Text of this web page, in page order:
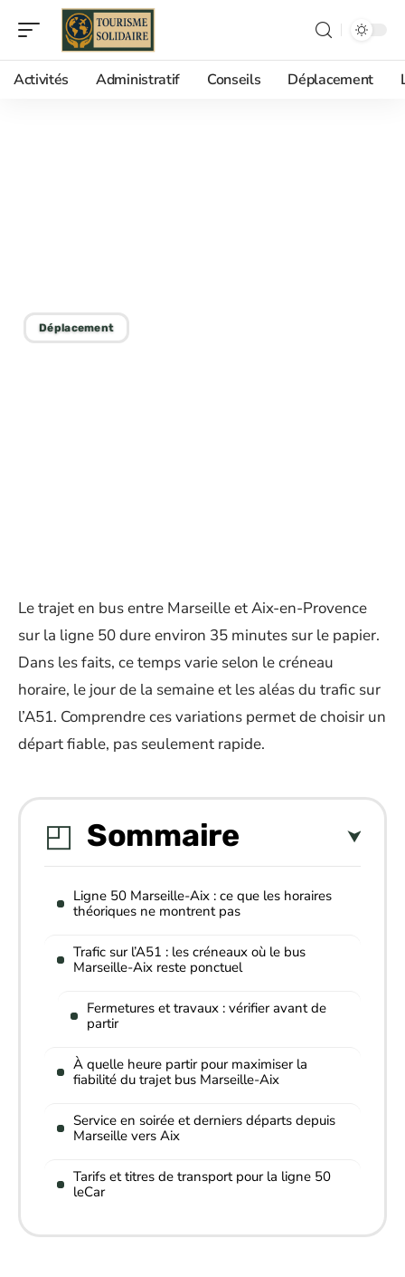
Activités Administratif Conseils Déplacement
Déplacement
Le trajet en bus entre Marseille et Aix-en-Provence
sur la ligne 50 dure environ 35 minutes sur le papier.
Dans les faits, ce temps varie selon le créneau
horaire, le jour de la semaine et les aléas du trafic sur
l’A51. Comprendre ces variations permet de choisir un
départ fiable, pas seulement rapide.
Sommaire
Ligne 50 Marseille-Aix : ce que les horaires
théoriques ne montrent pas
Trafic sur l’A51 : les créneaux où le bus
Marseille-Aix reste ponctuel
Fermetures et travaux : vérifier avant de
partir
À quelle heure partir pour maximiser la
fiabilité du trajet bus Marseille-Aix
Service en soirée et derniers départs depuis
Marseille vers Aix
Tarifs et titres de transport pour la ligne 50
leCar